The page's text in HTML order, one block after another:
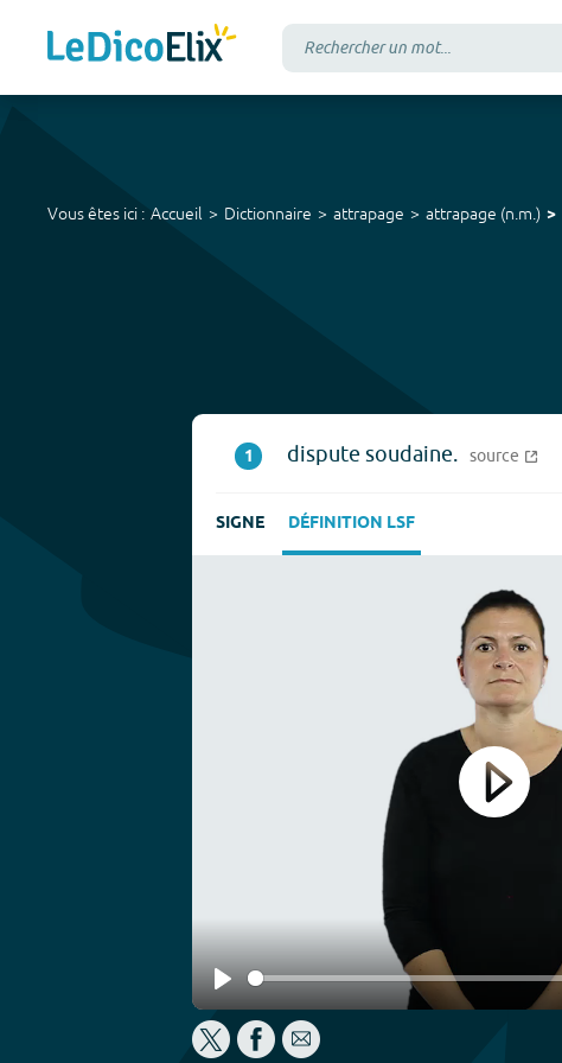
Vous êtes ici : Accueil Dictionnaire attrapage attrapage (n.m. )
1 dispute soudaine. source
SIGNE DÉFINITION LSF
Play
Play